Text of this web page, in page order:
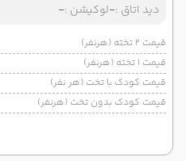
دید اتاق :-لوکیشن :-
قیمت 2 تخته (هرنفر)
قیمت 1 تخته (هرنفر)
قیمت کودک با تخت (هر نفر)
قیمت کودک بدون تخت (هرنفر)